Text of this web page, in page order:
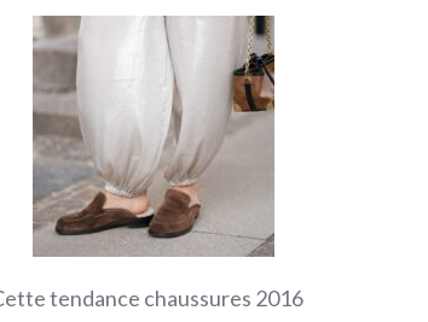
tendance chaussures 2016